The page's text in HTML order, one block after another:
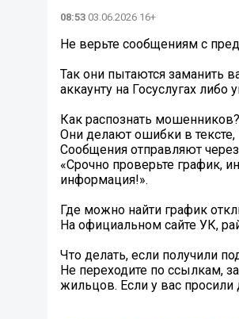
08:53 03.06.2026 16+
Не верьте сообщениям с
Так они пытаются заманить
аккаунту на Госуслугах либо
Как распознать мошенников?
Они делают ошибки в
Сообщения отправляют
«Срочно проверьте график,
информация!».
Где можно найти график
На официальном сайте УК,
Что делать, если получили
Не переходите по ссылкам,
жильцов. Если у вас